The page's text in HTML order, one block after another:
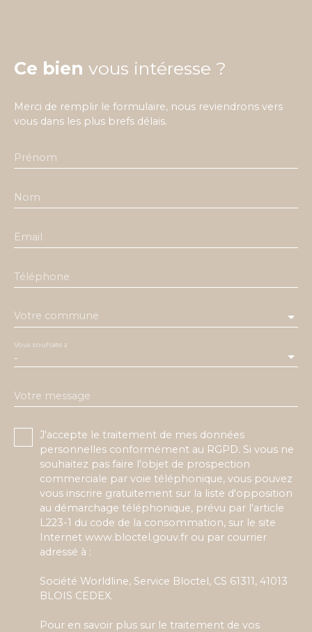
Ce bien vous intéresse ?
Merci de remplir le formulaire, nous reviendrons vers
vous dans les plus brefs délais.
Prénom
Nom
Email
Téléphone
Votre commune
-
Vous souhaitez
Votre message
J'accepte le traitement de mes données
personnelles conformément au RGPD. Si vous ne
souhaitez pas faire l'objet de prospection
commerciale par voie téléphonique, vous pouvez
vous inscrire gratuitement sur la liste d'opposition
au démarchage téléphonique, prévu par l'article
L223-1 du code de la consommation, sur le site
Internet www.bloctel.gouv.fr ou par courrier
adressé à :
Société Worldline, Service Bloctel, CS 61311, 41013
BLOIS CEDEX.
Pour en savoir plus sur le traitement de vos